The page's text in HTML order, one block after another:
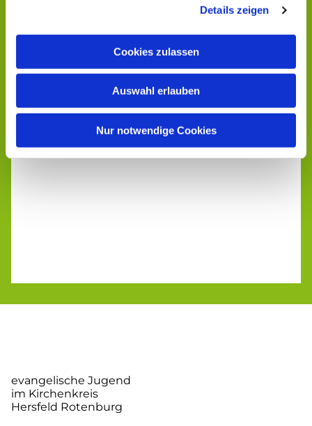
Details zeigen
Cookies zulassen
Auswahl erlauben
Nur notwendige Cookies
evangelische Jugend
im Kirchenkreis
Hersfeld Rotenburg